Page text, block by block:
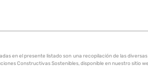
en el presente listado son una recopilación de las
Constructivas Sostenibles, disponible en nuestro sitio